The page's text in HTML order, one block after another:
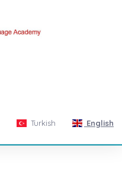
Turkish English